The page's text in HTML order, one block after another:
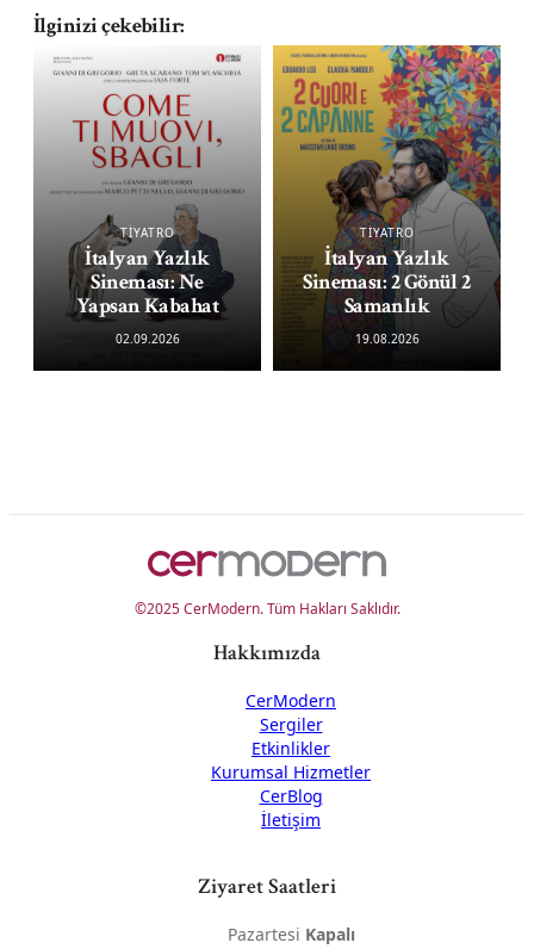
İlginizi çekebilir:
TİYATRO
İtalyan Yazlık
Sineması: Ne
Yapsan Kabahat
02.09.2026
TİYATRO
İtalyan Yazlık
Sineması: 2 Gönül 2
Samanlık
19.08.2026
©2025 CerModern. Tüm Hakları Saklıdır.
Hakkımızda
CerModern
Sergiler
Etkinlikler
Kurumsal Hizmetler
CerBlog
İletişim
Ziyaret Saatleri
Pazartesi Kapalı